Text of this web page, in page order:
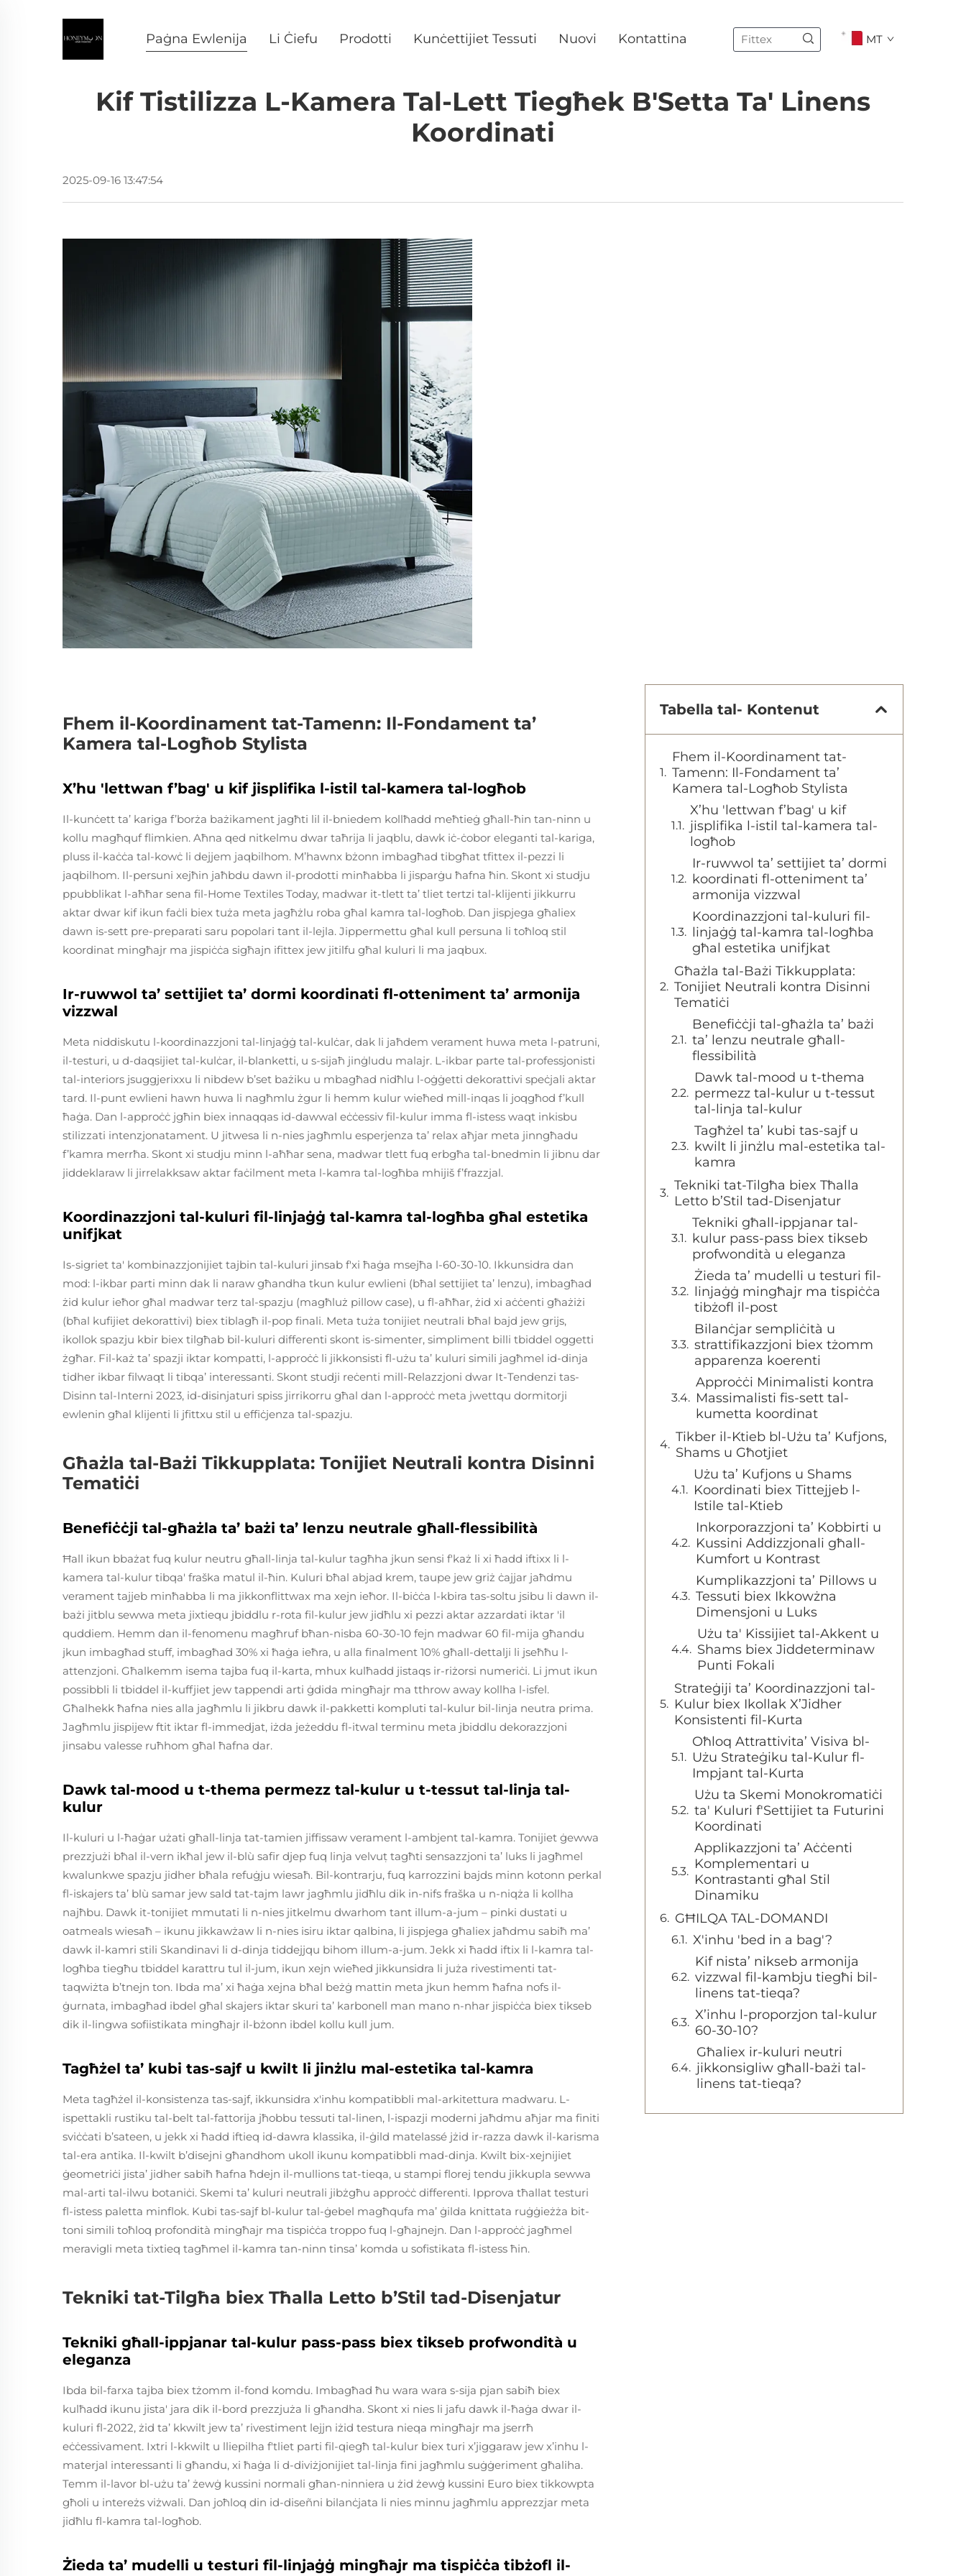
Paġna Ewlenija Li Ċiefu Prodotti Kunċettijiet Tessuti Nuovi Kontattina MT
Kif Tistilizza L-Kamera Tal-Lett Tiegħek B'Setta Ta' Linens
Koordinati
2025-09-16 13:47:54
Fhem il-Koordinament tat-Tamenn: Il-Fondament ta’
Kamera tal-Logħob Stylista
X’hu 'lettwan f’bag' u kif jisplifika l-istil tal-kamera tal-logħob
Il-kunċett ta’ kariga f’borża bażikament jagħti lil il-bniedem kollħadd meħtieġ għall-ħin tan-ninn u
kollu magħquf flimkien. Aħna qed nitkelmu dwar taħrija li jaqblu, dawk iċ-ċobor eleganti tal-kariga,
pluss il-kaċċa tal-kowċ li dejjem jaqbilhom. M’hawnx bżonn imbagħad tibgħat tfittex il-pezzi li
jaqbilhom. Il-persuni xejħin jaħbdu dawn il-prodotti minħabba li jisparġu ħafna ħin. Skont xi studju
ppubblikat l-aħħar sena fil-Home Textiles Today, madwar it-tlett ta’ tliet tertzi tal-klijenti jikkurru
aktar dwar kif ikun faċli biex tuża meta jagħżlu roba għal kamra tal-logħob. Dan jispjega għaliex
dawn is-sett pre-preparati saru popolari tant il-lejla. Jippermettu għal kull persuna li toħloq stil
koordinat mingħajr ma jispiċċa sigħajn ifittex jew jitilfu għal kuluri li ma jaqbux.
Ir-ruwwol ta’ settijiet ta’ dormi koordinati fl-otteniment ta’ armonija
vizzwal
Meta niddiskutu l-koordinazzjoni tal-linjaġġ tal-kulċar, dak li jaħdem verament huwa meta l-patruni,
il-testuri, u d-daqsijiet tal-kulċar, il-blanketti, u s-sijaħ jinġludu malajr. L-ikbar parte tal-professjonisti
tal-interiors jsuggjerixxu li nibdew b’set bażiku u mbagħad nidħlu l-oġġetti dekorattivi speċjali aktar
tard. Il-punt ewlieni hawn huwa li nagħmlu żgur li hemm kulur wieħed mill-inqas li joqgħod f’kull
ħaġa. Dan l-approċċ jgħin biex innaqqas id-dawwal eċċessiv fil-kulur imma fl-istess waqt inkisbu
stilizzati intenzjonatament. U jitwesa li n-nies jagħmlu esperjenza ta’ relax aħjar meta jinngħadu
f’kamra merrħa. Skont xi studju minn l-aħħar sena, madwar tlett fuq erbgħa tal-bnedmin li jibnu dar
jiddeklaraw li jirrelakksaw aktar faċilment meta l-kamra tal-logħba mhijiš f’frazzjal.
Koordinazzjoni tal-kuluri fil-linjaġġ tal-kamra tal-logħba għal estetika
unifjkat
Is-sigriet ta' kombinazzjonijiet tajbin tal-kuluri jinsab f'xi ħaġa msejħa l-60-30-10. Ikkunsidra dan
mod: l-ikbar parti minn dak li naraw għandha tkun kulur ewlieni (bħal settijiet ta’ lenzu), imbagħad
żid kulur ieħor għal madwar terz tal-spazju (magħluż pillow case), u fl-aħħar, żid xi aċċenti għażiżi
(bħal kufijiet dekorattivi) biex tiblagħ il-pop finali. Meta tuża tonijiet neutrali bħal bajd jew grijs,
ikollok spazju kbir biex tilgħab bil-kuluri differenti skont is-simenter, simpliment billi tbiddel oggetti
żgħar. Fil-każ ta’ spazji iktar kompatti, l-approċċ li jikkonsisti fl-użu ta’ kuluri simili jagħmel id-dinja
tidher ikbar filwaqt li tibqa’ interessanti. Skont studji reċenti mill-Relazzjoni dwar It-Tendenzi tas-
Disinn tal-Interni 2023, id-disinjaturi spiss jirrikorru għal dan l-approċċ meta jwettqu dormitorji
ewlenin għal klijenti li jfittxu stil u effiċjenza tal-spazju.
Għażla tal-Bażi Tikkupplata: Tonijiet Neutrali kontra Disinni
Tematiċi
Benefiċċji tal-għażla ta’ bażi ta’ lenzu neutrale għall-flessibilità
Ħall ikun bbażat fuq kulur neutru għall-linja tal-kulur tagħha jkun sensi f'każ li xi ħadd iftixx li l-
kamera tal-kulur tibqa' fraška matul il-ħin. Kuluri bħal abjad krem, taupe jew griż ċajjar jaħdmu
verament tajjeb minħabba li ma jikkonflittwax ma xejn ieħor. Il-biċċa l-kbira tas-soltu jsibu li dawn il-
bażi jitblu sewwa meta jixtiequ jbiddlu r-rota fil-kulur jew jidħlu xi pezzi aktar azzardati iktar 'il
quddiem. Hemm dan il-fenomenu magħruf bħan-nisba 60-30-10 fejn madwar 60 fil-mija għandu
jkun imbagħad stuff, imbagħad 30% xi ħaġa ieħra, u alla finalment 10% għall-dettalji li jseħħu l-
attenzjoni. Għalkemm isema tajba fuq il-karta, mhux kulħadd jistaqs ir-riżorsi numeriċi. Li jmut ikun
possibbli li tbiddel il-kuffjiet jew tappendi arti ġdida mingħajr ma tthrow away kollha l-isfel.
Għalhekk ħafna nies alla jagħmlu li jikbru dawk il-pakketti kompluti tal-kulur bil-linja neutra prima.
Jagħmlu jispijew ftit iktar fl-immedjat, iżda jeżeddu fl-itwal terminu meta jbiddlu dekorazzjoni
jinsabu valesse ruħhom għal ħafna dar.
Dawk tal-mood u t-thema permezz tal-kulur u t-tessut tal-linja tal-
kulur
Il-kuluri u l-ħaġar użati għall-linja tat-tamien jiffissaw verament l-ambjent tal-kamra. Tonijiet ġewwa
prezzjużi bħal il-vern ikħal jew il-blù safir djep fuq linja velvuṭ tagħti sensazzjoni ta’ luks li jagħmel
kwalunkwe spazju jidher bħala refuġju wiesaħ. Bil-kontrarju, fuq karrozzini bajds minn kotonn perkal
fl-iskajers ta’ blù samar jew sald tat-tajm lawr jagħmlu jidħlu dik in-nifs fraška u n-niqża li kollha
najħbu. Dawk it-tonijiet mmutati li n-nies jitkelmu dwarhom tant illum-a-jum – pinki dustati u
oatmeals wiesaħ – ikunu jikkawżaw li n-nies isiru iktar qalbina, li jispjega għaliex jaħdmu sabiħ ma’
dawk il-kamri stili Skandinavi li d-dinja tiddejjqu bihom illum-a-jum. Jekk xi ħadd iftix li l-kamra tal-
logħba tiegħu tbiddel karattru tul il-jum, ikun xejn wieħed jikkunsidra li juża rivestimenti tat-
taqwiżta b’tnejn ton. Ibda ma’ xi ħaġa xejna bħal beżġ mattin meta jkun hemm ħafna nofs il-
ġurnata, imbagħad ibdel għal skajers iktar skuri ta’ karbonell man mano n-nhar jispiċċa biex tikseb
dik il-lingwa sofiistikata mingħajr il-bżonn ibdel kollu kull jum.
Tagħżel ta’ kubi tas-sajf u kwilt li jinżlu mal-estetika tal-kamra
Meta tagħżel il-konsistenza tas-sajf, ikkunsidra x'inhu kompatibbli mal-arkitettura madwaru. L-
ispettakli rustiku tal-belt tal-fattorija jħobbu tessuti tal-linen, l-ispazji moderni jaħdmu aħjar ma finiti
sviċċati b’sateen, u jekk xi ħadd iftieq id-dawra klassika, il-ġild matelassé jżid ir-razza dawk il-karisma
tal-era antika. Il-kwilt b’disejni għandhom ukoll ikunu kompatibbli mad-dinja. Kwilt bix-xejnijiet
ġeometriċi jista’ jidher sabiħ ħafna ħdejn il-mullions tat-tieqa, u stampi florej tendu jikkupla sewwa
mal-arti tal-ilwu botaniċi. Skemi ta’ kuluri neutrali jibżgħu approċċ differenti. Ipprova tħallat testuri
fl-istess paletta minflok. Kubi tas-sajf bl-kulur tal-ġebel magħqufa ma’ ġilda knittata ruġġieżża bit-
toni simili toħloq profondità mingħajr ma tispiċċa troppo fuq l-għajnejn. Dan l-approċċ jagħmel
meravigli meta tixtieq tagħmel il-kamra tan-ninn tinsa’ komda u sofistikata fl-istess ħin.
Tekniki tat-Tilgħa biex Tħalla Letto b’Stil tad-Disenjatur
Tekniki għall-ippjanar tal-kulur pass-pass biex tikseb profwondità u
eleganza
Ibda bil-farxa tajba biex tżomm il-fond komdu. Imbagħad ħu wara wara s-sija pjan sabiħ biex
kulħadd ikunu jista' jara dik il-bord prezzjuża li għandha. Skont xi nies li jafu dawk il-ħaġa dwar il-
kuluri fl-2022, żid ta’ kkwilt jew ta’ rivestiment lejjn iżid testura nieqa mingħajr ma jserrħ
eċċessivament. Ixtri l-kkwilt u lliepilha f'tliet parti fil-qiegħ tal-kulur biex turi x’jiggaraw jew x’inhu l-
materjal interessanti li għandu, xi ħaġa li d-diviżjonijiet tal-linja fini jagħmlu suġġeriment għaliha.
Temm il-lavor bl-użu ta’ żewġ kussini normali għan-ninniera u żid żewġ kussini Euro biex tikkowpta
għoli u intereżs viżwali. Dan joħloq din id-diseñni bilanċjata li nies minnu jagħmlu apprezzjar meta
jidħlu fl-kamra tal-logħob.
Żieda ta’ mudelli u testuri fil-linjaġġ mingħajr ma tispiċċa tibżofl il-
Tabella tal- Kontenut
Fhem il-Koordinament tat-
Tamenn: Il-Fondament ta’
Kamera tal-Logħob Stylista
X’hu 'lettwan f’bag' u kif
jisplifika l-istil tal-kamera tal-
logħob
Ir-ruwwol ta’ settijiet ta’ dormi
koordinati fl-otteniment ta’
armonija vizzwal
Koordinazzjoni tal-kuluri fil-
linjaġġ tal-kamra tal-logħba
għal estetika unifjkat
Għażla tal-Bażi Tikkupplata:
Tonijiet Neutrali kontra Disinni
Tematiċi
Benefiċċji tal-għażla ta’ bażi
ta’ lenzu neutrale għall-
flessibilità
Dawk tal-mood u t-thema
permezz tal-kulur u t-tessut
tal-linja tal-kulur
Tagħżel ta’ kubi tas-sajf u
kwilt li jinżlu mal-estetika tal-
kamra
Tekniki tat-Tilgħa biex Tħalla
Letto b’Stil tad-Disenjatur
Tekniki għall-ippjanar tal-
kulur pass-pass biex tikseb
profwondità u eleganza
Żieda ta’ mudelli u testuri fil-
linjaġġ mingħajr ma tispiċċa
tibżofl il-post
Bilanċjar sempliċità u
strattifikazzjoni biex tżomm
apparenza koerenti
Approċċi Minimalisti kontra
Massimalisti fis-sett tal-
kumetta koordinat
Tikber il-Ktieb bl-Użu ta’ Kufjons,
Shams u Għotjiet
Użu ta’ Kufjons u Shams
Koordinati biex Tittejjeb l-
Istile tal-Ktieb
Inkorporazzjoni ta’ Kobbirti u
Kussini Addizzjonali għall-
Kumfort u Kontrast
Kumplikazzjoni ta’ Pillows u
Tessuti biex Ikkowżna
Dimensjoni u Luks
Użu ta' Kissijiet tal-Akkent u
Shams biex Jiddeterminaw
Punti Fokali
Strateġiji ta’ Koordinazzjoni tal-
Kulur biex Ikollak X’Jidher
Konsistenti fil-Kurta
Oħloq Attrattivita’ Visiva bl-
Użu Strateġiku tal-Kulur fl-
Impjant tal-Kurta
Użu ta Skemi Monokromatiċi
ta' Kuluri f'Settijiet ta Futurini
Koordinati
Applikazzjoni ta’ Aċċenti
Komplementari u
Kontrastanti għal Stil
Dinamiku
GĦILQA TAL-DOMANDI
X'inhu 'bed in a bag'?
Kif nista’ nikseb armonija
vizzwal fil-kambju tiegħi bil-
linens tat-tieqa?
X’inhu l-proporzjon tal-kulur
60-30-10?
Għaliex ir-kuluri neutri
jikkonsigliw għall-bażi tal-
linens tat-tieqa?